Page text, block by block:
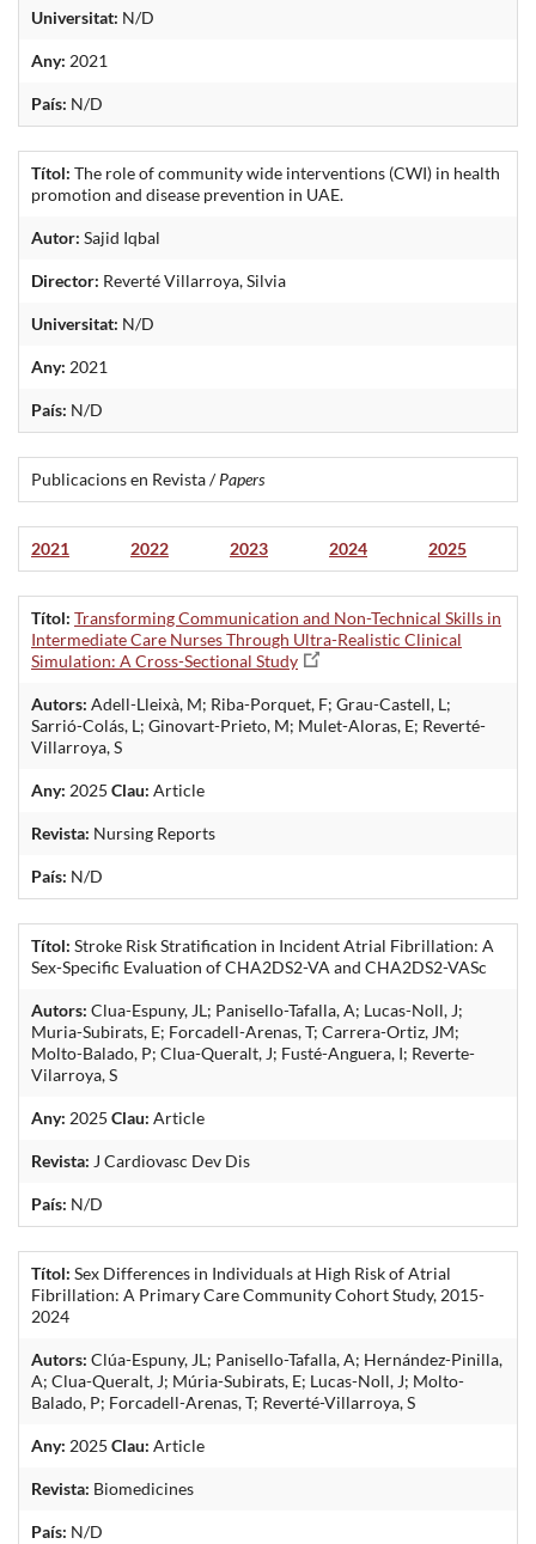
Universitat: N/D
Any: 2021
País: N/D
Títol: The role of community wide interventions (CWI) in health
promotion and disease prevention in UAE.
Autor: Sajid Iqbal
Director: Reverté Villarroya, Silvia
Universitat: N/D
Any: 2021
País: N/D
Publicacions en Revista /Papers
2021 2022 2023 2024 2025
Títol: Transforming Communication and Non-Technical Skills in
Intermediate Care Nurses Through Ultra-Realistic Clinical
Simulation: A Cross-Sectional Study
Autors: Adell-Lleixà, M; Riba-Porquet, F; Grau-Castell, L;
Sarrió-Colás, L; Ginovart-Prieto, M; Mulet-Aloras, E; Reverté-
Villarroya, S
Any: 2025 Clau: Article
Revista: Nursing Reports
País: N/D
Títol: Stroke Risk Stratification in Incident Atrial Fibrillation: A
Sex-Specific Evaluation of CHA2DS2-VA and CHA2DS2-VASc
Autors: Clua-Espuny, JL; Panisello-Tafalla, A; Lucas-Noll, J;
Muria-Subirats, E; Forcadell-Arenas, T; Carrera-Ortiz, JM;
Molto-Balado, P; Clua-Queralt, J; Fusté-Anguera, I; Reverte-
Vilarroya, S
Any: 2025 Clau: Article
Revista: J Cardiovasc Dev Dis
País: N/D
Títol: Sex Differences in Individuals at High Risk of Atrial
Fibrillation: A Primary Care Community Cohort Study, 2015-
2024
Autors: Clúa-Espuny, JL; Panisello-Tafalla, A; Hernández-Pinilla,
A; Clua-Queralt, J; Múria-Subirats, E; Lucas-Noll, J; Molto-
Balado, P; Forcadell-Arenas, T; Reverté-Villarroya, S
Any: 2025 Clau: Article
Revista: Biomedicines
País: N/D